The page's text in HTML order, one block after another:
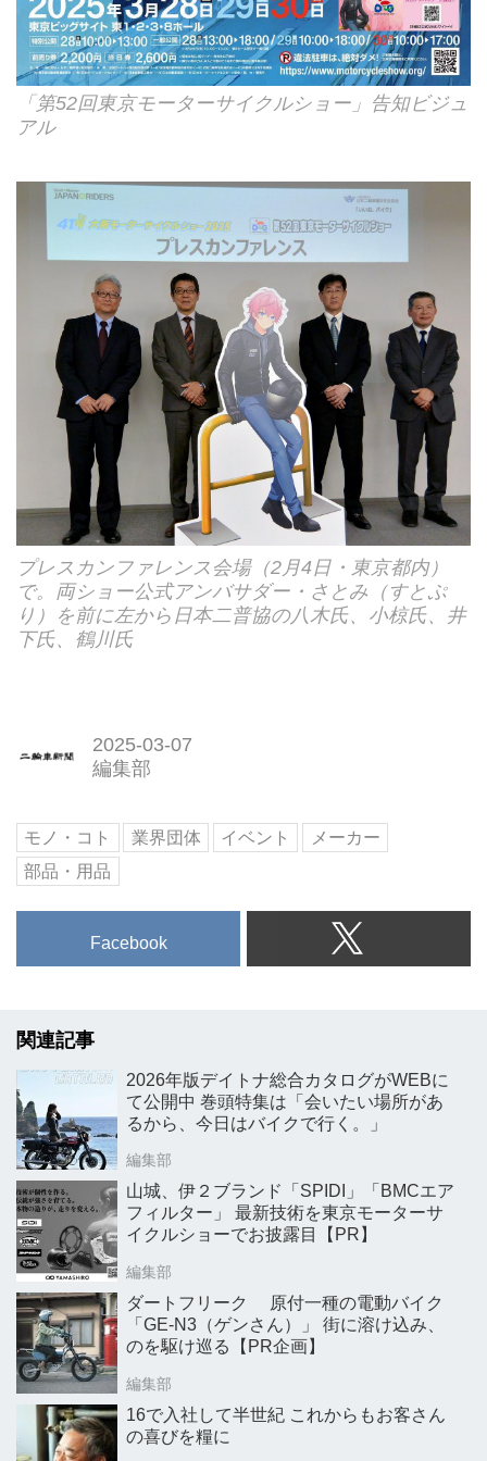
「第52回東京モーターサイクルショー」告知ビジュ
アル
プレスカンファレンス会場（2月4日・東京都内）
で。両ショー公式アンバサダー・さとみ（すとぷ
り）を前に左から日本二普協の八木氏、小椋氏、井
下氏、鶴川氏
2025-03-07
編集部
モノ・コト 業界団体 イベント
メーカー
部品・用品
Facebook
関連記事
2026年版デイトナ総合カタログがWEBに
て公開中 巻頭特集は「会いたい場所があ
るから、今日はバイクで行く。」
編集部
山城、伊２ブランド「SPIDI」「BMCエア
フィルター」 最新技術を東京モーターサ
イクルショーでお披露目【PR】
編集部
ダートフリーク 原付一種の電動バイク
「GE-N3（ゲンさん）」 街に溶け込み、
のを駆け巡る【PR企画】
編集部
16で入社して半世紀 これからもお客さん
の喜びを糧に